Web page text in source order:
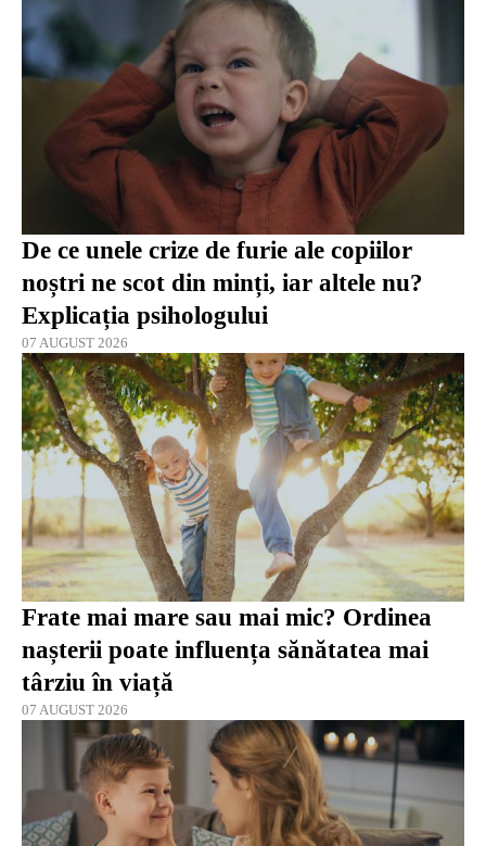
De ce unele crize de furie ale copiilor
noștri ne scot din minți, iar altele nu?
Explicația psihologului
07 AUGUST 2026
Frate mai mare sau mai mic? Ordinea
nașterii poate influența sănătatea mai
târziu în viață
07 AUGUST 2026